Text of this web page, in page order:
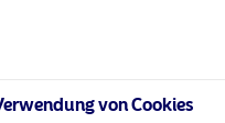
von Cookies